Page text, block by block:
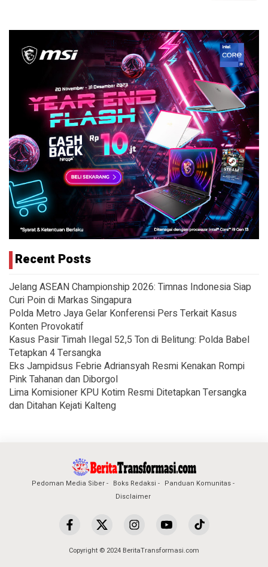
Recent Posts
Jelang ASEAN Championship 2026: Timnas Indonesia Siap
Curi Poin di Markas Singapura
Polda Metro Jaya Gelar Konferensi Pers Terkait Kasus
Konten Provokatif
Kasus Pasir Timah Ilegal 52,5 Ton di Belitung: Polda Babel
Tetapkan 4 Tersangka
Eks Jampidsus Febrie Adriansyah Resmi Kenakan Rompi
Pink Tahanan dan Diborgol
Lima Komisioner KPU Kotim Resmi Ditetapkan Tersangka
dan Ditahan Kejati Kalteng
Pedoman Media Siber Boks Redaksi
Panduan Komunitas
Disclaimer
Copyright © 2024 BeritaTransformasi.com